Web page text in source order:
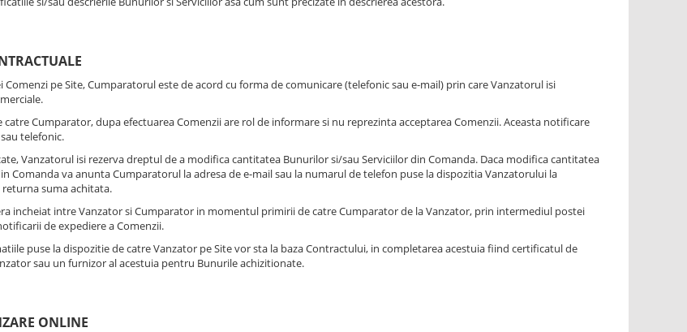
Comenzi pe Site, Cumparatorul este de acord cu forma de comunicare (telefonic sau e-mail) prin care Vanzatorul isi
Cumparator, dupa efectuarea Comenzii are rol de informare si nu reprezinta acceptarea Comenzii. Aceasta notificare
telefonic.
Vanzatorul isi rezerva dreptul de a modifica cantitatea Bunurilor si/sau Serviciilor din Comanda. Daca modifica cantitatea
Comanda va anunta Cumparatorul la adresa de e-mail sau la numarul de telefon puse la dispozitia Vanzatorului la
returna suma achitata.
incheiat intre Vanzator si Cumparator in momentul primirii de catre Cumparator de la Vanzator, prin intermediul postei
de expediere a Comenzii.
puse la dispozitie de catre Vanzator pe Site vor sta la baza Contractului, in completarea acestuia fiind certificatul de
sau un furnizor al acestuia pentru Bunurile achizitionate.
ONLINE